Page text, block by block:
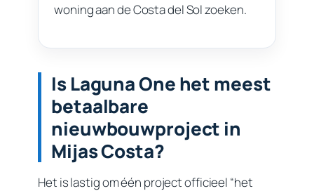
woning aan de Costa del Sol zoeken.
Is Laguna One het meest
betaalbare
nieuwbouwproject in
Mijas Costa?
Het is lastig om één project officieel “het